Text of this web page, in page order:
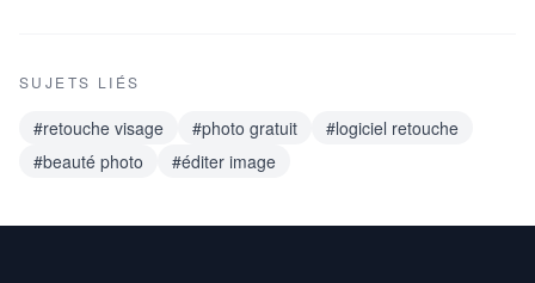
SUJETS LIÉS
#retouche visage #photo gratuit
#logiciel retouche
#beauté photo
#éditer image